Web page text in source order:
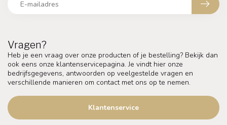
Vragen?
Heb je een vraag over onze producten of je bestelling? Bekijk dan
ook eens onze klantenservicepagina. Je vindt hier onze
bedrijfsgegevens, antwoorden op veelgestelde vragen en
verschillende manieren om contact met ons op te nemen.
Klantenservice